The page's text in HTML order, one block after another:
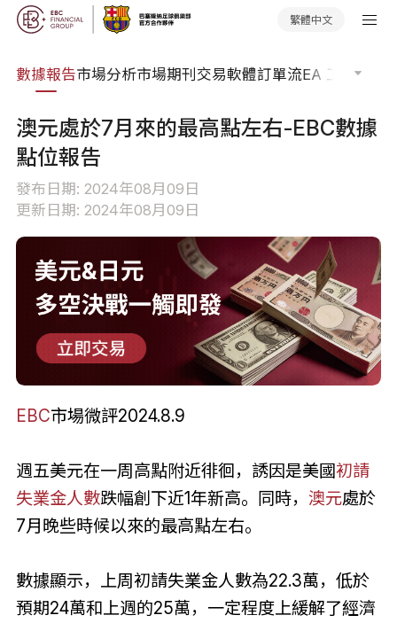
繁體中文
數據報告市場分析市場期刊交易軟體訂單流EA 工具庫
澳元處於7月來的最高點左右-EBC數據
點位報告
發布日期: 2024年08月09日
更新日期: 2024年08月09日
EBC市場微評2024.8.9
週五美元在一周高點附近徘徊，誘因是美國初請
失業金人數跌幅創下近1年新高。同時， 澳元處於
7月晚些時候以來的最高點左右。
數據顯示，上周初請失業金人數為22.3萬，低於
預期24萬和上週的25萬，一定程度上緩解了經濟